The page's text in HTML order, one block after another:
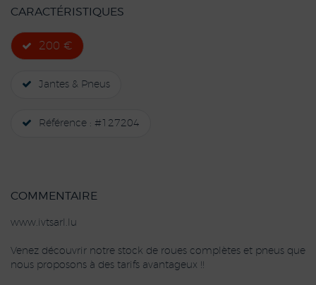
CARACTÉRISTIQUES
200 €
Jantes & Pneus
Référence : #127204
COMMENTAIRE
www.ivtsarl.lu
Venez découvrir notre stock de roues complètes et pneus que
nous proposons à des tarifs avantageux !!